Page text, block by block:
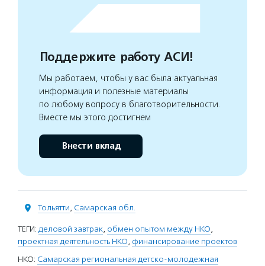
Поддержите работу АСИ!
Мы работаем, чтобы у вас была актуальная
информация и полезные материалы
по любому вопросу в благотворительности.
Вместе мы этого достигнем
Внести вклад
Тольятти, Самарская обл.
ТЕГИ: деловой завтрак, обмен опытом между НКО,
проектная деятельность НКО, финансирование проектов
НКО: Самарская региональная детско-молодежная